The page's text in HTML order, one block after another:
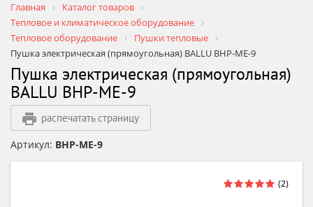
Главная
Каталог товаров
Тепловое и климатическое оборудование
Тепловое оборудование
Пушки тепловые
Пушка электрическая (прямоугольная) BALLU BHP-ME-9
Пушка электрическая (прямоугольная)
BALLU BHP-ME-9
распечатать страницу
Артикул: BHP-MЕ-9